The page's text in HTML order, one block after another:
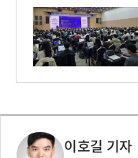
이호길 기자